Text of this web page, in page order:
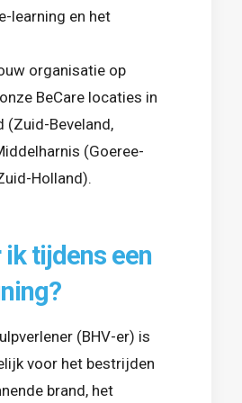
learning en het
organisatie op
BeCare locaties in
(Zuid-Beveland,
(Goeree-
Holland).
ik tijdens een
(BHV-er) is
voor het bestrijden
brand, het